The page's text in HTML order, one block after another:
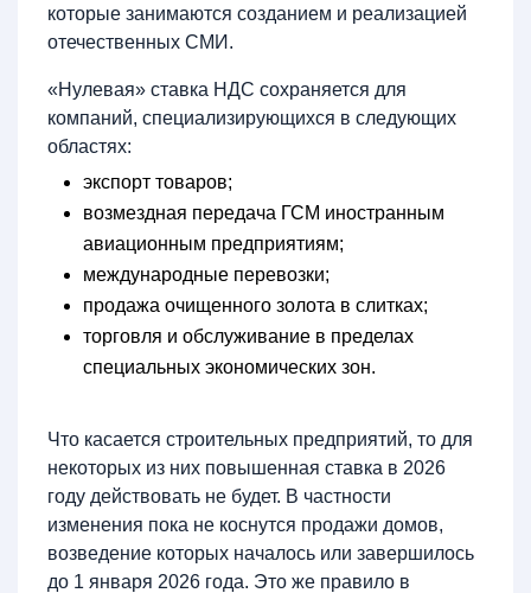
которые занимаются созданием и реализацией
отечественных СМИ.
«Нулевая» ставка НДС сохраняется для
компаний, специализирующихся в следующих
областях:
экспорт товаров;
возмездная передача ГСМ иностранным
авиационным предприятиям;
международные перевозки;
продажа очищенного золота в слитках;
торговля и обслуживание в пределах
специальных экономических зон.
Что касается строительных предприятий, то для
некоторых из них повышенная ставка в 2026
году действовать не будет. В частности
изменения пока не коснутся продажи домов,
возведение которых началось или завершилось
до 1 января 2026 года. Это же правило в